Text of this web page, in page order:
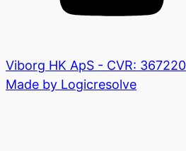
Viborg HK ApS - CVR:
Made by Logicresolve